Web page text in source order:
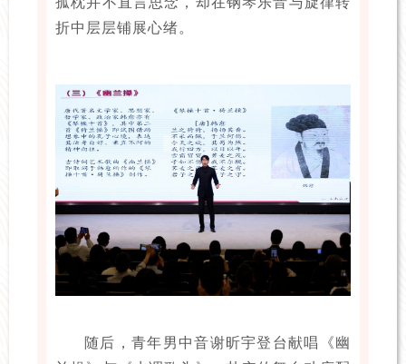
折中层层铺展心绪。
随后，青年男中音谢昕宇登台献唱《幽